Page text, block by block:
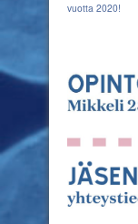
vuotta 2020!